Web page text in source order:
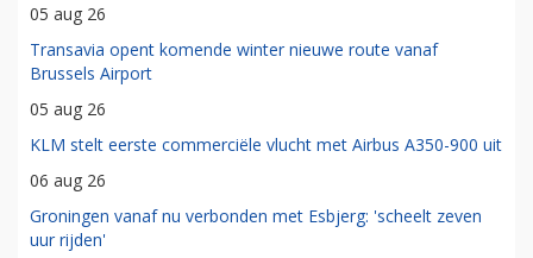
05 aug 26
Transavia opent komende winter nieuwe route vanaf
Brussels Airport
05 aug 26
KLM stelt eerste commerciële vlucht met Airbus A350-900 uit
06 aug 26
Groningen vanaf nu verbonden met Esbjerg: 'scheelt zeven
uur rijden'